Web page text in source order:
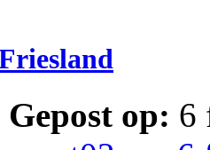
op: 6